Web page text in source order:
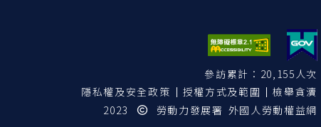
參訪累計：20,155人次
隱私權及安全政策
授權方式及範圍
檢舉貪瀆
2023
勞動力發展署 外國人勞動權益網